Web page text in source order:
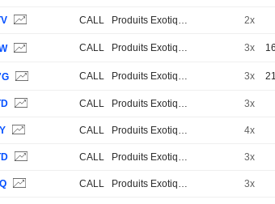
CALL Produits Exotiques 2x
CALL Produits Exotiques 3x
CALL Produits Exotiques 3x
CALL Produits Exotiques 3x
CALL Produits Exotiques 4x
CALL Produits Exotiques 3x
CALL Produits Exotiques 3x